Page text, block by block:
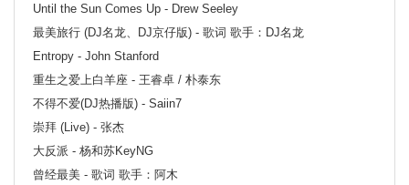
Until the Sun Comes Up - Drew Seeley
最美旅行 (DJ名龙、DJ京仔版) - 歌词 歌手：DJ名龙
Entropy - John Stanford
重生之爱上白羊座 - 王睿卓 / 朴泰东
不得不爱(DJ热播版) - Saiin7
崇拜 (Live) - 张杰
大反派 - 杨和苏KeyNG
曾经最美 - 歌词 歌手：阿木